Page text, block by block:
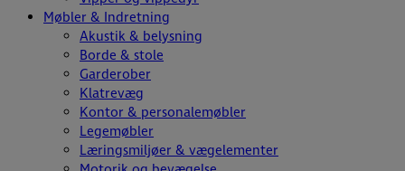
Møbler & Indretning
Akustik & belysning
Borde & stole
Garderober
Klatrevæg
Kontor & personalemøbler
Legemøbler
Læringsmiljøer & vægelementer